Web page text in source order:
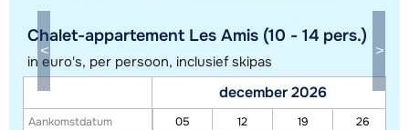
Chalet-appartement Les Amis (10 - 14 pers.)
in euro's, per persoon, inclusief skipas
Aankomstdatum
december 2026
05 12 19
26